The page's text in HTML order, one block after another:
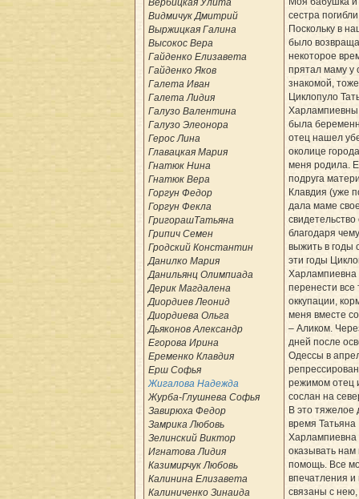
Видмичук Дмитрий
Выржицкая Галина
Высокос Вера
Гайденко Елизавета
Гайденко Яков
Галета Иван
Галета Лидия
Галузо Валентина
Галузо Элеонора
Герос Лина
Главацкая Мария
Гнатюк Нина
Гнатюк Вера
Горгун Федор
Горгун Фекла
ГригорашТатьяна
Грипич Семен
Гродский Константин
Данилко Мария
Данильянц Олимпиада
Дерик Магдалена
Диордиев Леонид
Диордиева Ольга
Дьяконов Александр
Егорова Ирина
Еременко Клавдия
Ерш Софья
Жигалова Надежда
Журба-Глушнева Софья
Завирюха Федор
Замрика Любовь
Зелинский Виктор
Игнатова Лидия
Казимирчук Любовь
Калинина Елизавета
Калиниченко Зинаида
сестра погибли
Поскольку в
было
некоторое
прятал маму у
знакомой,
Циклопуло
была
отец нашел
околице
меня родила.
подруга
Клавдия (уже
дала маме
благодаря
выжить в годы
эти годы
Харлампиевна
перенести все
оккупации,
меня вместе
– Аликом.
дней после
Одессы в
режимом отец
сослан на
В это тяжелое
время Татьяна
оказывать нам
помощь. Все
впечатления
связаны с